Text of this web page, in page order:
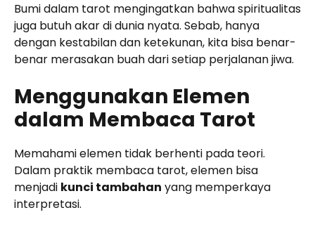
Bumi dalam tarot mengingatkan bahwa spiritualitas
juga butuh akar di dunia nyata. Sebab, hanya
dengan kestabilan dan ketekunan, kita bisa benar-
benar merasakan buah dari setiap perjalanan jiwa.
Menggunakan Elemen
dalam Membaca Tarot
Memahami elemen tidak berhenti pada teori.
Dalam praktik membaca tarot, elemen bisa
menjadi kunci tambahan yang memperkaya
interpretasi.